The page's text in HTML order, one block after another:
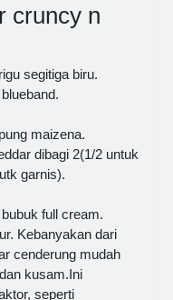
cruncy n
segitiga biru.
maizena.
dibagi 2(1/2 untuk
garnis).
full cream.
Kebanyakan dari
cenderung mudah
kusam.Ini
seperti